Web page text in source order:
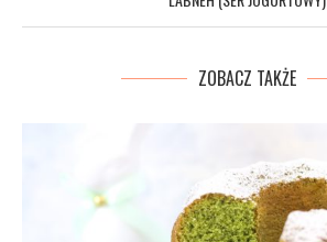
ZOBACZ TAKŻE